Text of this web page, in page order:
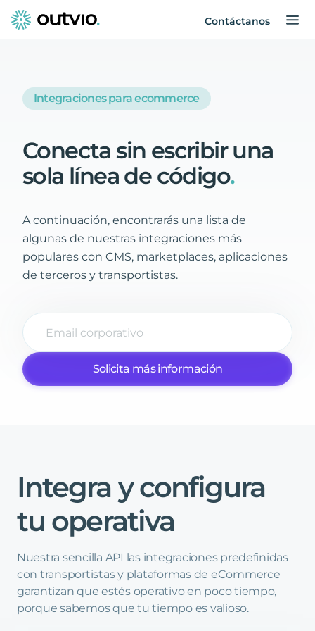
Contáctanos
Integraciones para ecommerce
Conecta sin escribir una
sola línea de código.
A continuación, encontrarás una lista de
algunas de nuestras integraciones más
populares con CMS, marketplaces, aplicaciones
de terceros y transportistas.
Solicita más información
Integra y configura
tu operativa
Nuestra sencilla API las integraciones predefinidas
con transportistas y plataformas de eCommerce
garantizan que estés operativo en poco tiempo,
porque sabemos que tu tiempo es valioso.